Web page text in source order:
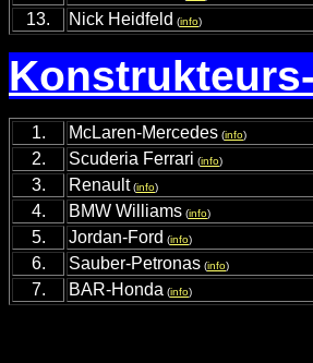
13.
Nick Heidfeld (info)
1. McLaren-Mercedes (info)
2. Scuderia Ferrari (info)
3. Renault(info)
4. BMW Williams (info)
5. Jordan-Ford (info)
6. Sauber-Petronas (info)
7. BAR-Honda (info)